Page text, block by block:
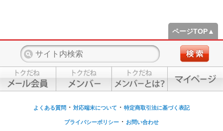
ページTOP▲
よくある質問 ・ 対応端末について ・ 特定商取引法に基づく表記
プライバシーポリシー ・ お問い合わせ